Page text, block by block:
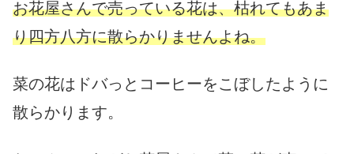
お花屋さんで売っている花は、枯れてもあま
り四方八方に散らかりませんよね。
菜の花はドバっとコーヒーをこぼしたように
散らかります。